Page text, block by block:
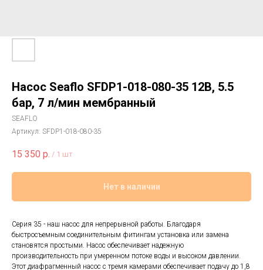
Насос Seaflo SFDP1-018-080-35 12В, 5.5
бар, 7 л/мин мембранный
SEAFLO
Артикул: SFDP1-018-080-35
15 350 р. / 1 шт
Нет в наличии
Серия 35 - наш насос для непрерывной работы. Благодаря
быстросъемным соединительным фитингам установка или замена
становятся простыми. Насос обеспечивает надежную
производительность при умеренном потоке воды и высоком давлении.
Этот диафрагменный насос с тремя камерами обеспечивает подачу до 1,8